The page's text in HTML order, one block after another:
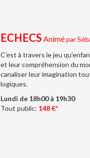
ECHECS Animépar
C’est à travers le jeu
et leur compréhension du
canaliser leur imagination
logiques.
Lundi de 18h00 à 19h30
Tout public: 148 €*